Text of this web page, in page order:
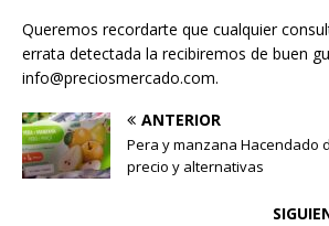
Queremos recordarte que cualquier
errata detectada la recibiremos de buen
info@preciosmercado.com.
ANTERIOR
Pera y manzana Hacendado
precio y alternativas